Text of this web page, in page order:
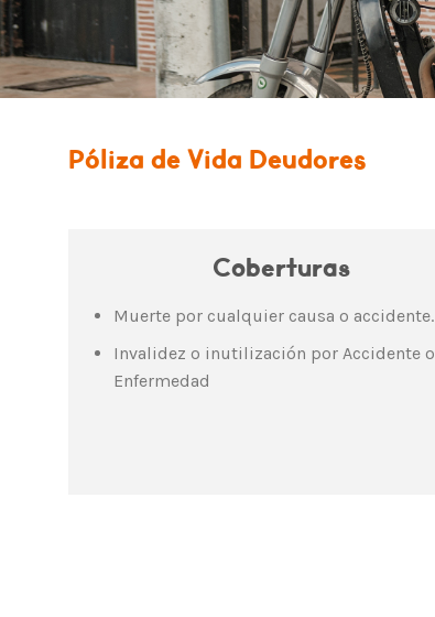
Póliza de Vida Deudores
Coberturas
Muerte por cualquier causa o accidente.
Invalidez o inutilización por Accidente o
Enfermedad